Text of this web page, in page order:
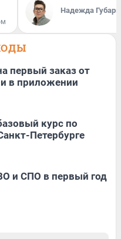
Надежда Губарь
первый заказ от
в приложении
курс по
Петербурге
и СПО в первый год